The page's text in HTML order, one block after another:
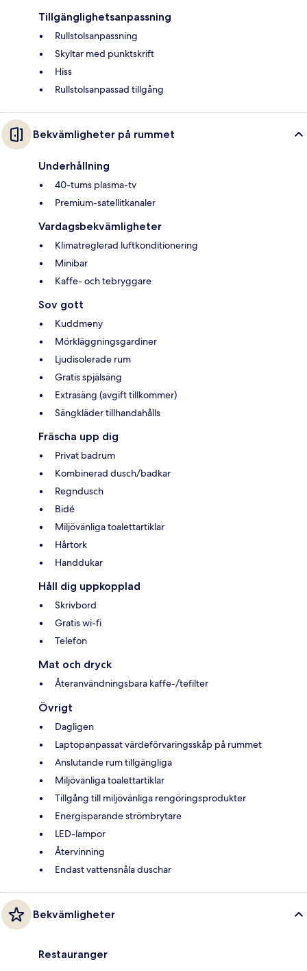
Tillgänglighetsanpassning
Rullstolsanpassning
Skyltar med punktskrift
Hiss
Rullstolsanpassad tillgång
Bekvämligheter på rummet
Underhållning
40-tums plasma-tv
Premium-satellitkanaler
Vardagsbekvämligheter
Klimatreglerad luftkonditionering
Minibar
Kaffe- och tebryggare
Sov gott
Kuddmeny
Mörkläggningsgardiner
Ljudisolerade rum
Gratis spjälsäng
Extrasäng (avgift tillkommer)
Sängkläder tillhandahålls
Fräscha upp dig
Privat badrum
Kombinerad dusch/badkar
Regndusch
Bidé
Miljövänliga toalettartiklar
Hårtork
Handdukar
Håll dig uppkopplad
Skrivbord
Gratis wi-fi
Telefon
Mat och dryck
Återanvändningsbara kaffe-/tefilter
Övrigt
Dagligen
Laptopanpassat värdeförvaringsskåp på rummet
Anslutande rum tillgängliga
Miljövänliga toalettartiklar
Tillgång till miljövänliga rengöringsprodukter
Energisparande strömbrytare
LED-lampor
Återvinning
Endast vattensnåla duschar
Bekvämligheter
Restauranger